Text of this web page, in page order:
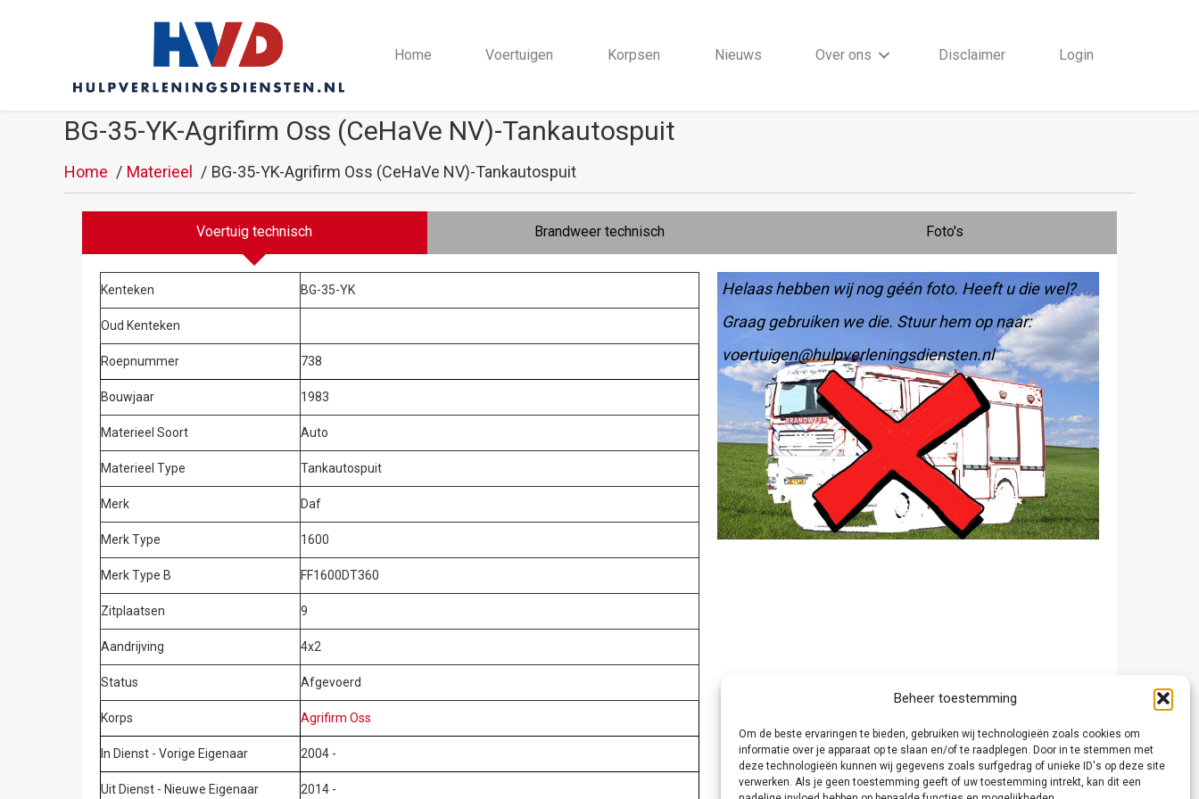
Beheer toestemming
Om de beste ervaringen te bieden, gebruiken wij technologieën zoals cookies om
informatie over je apparaat op te slaan en/of te raadplegen. Door in te stemmen met
deze technologieën kunnen wij gegevens zoals surfgedrag of unieke ID's op deze site
verwerken. Als je geen toestemming geeft of uw toestemming intrekt, kan dit een
Home Voertuigen Korpsen Nieuws Over ons Disclaimer Login
BG-35-YK-Agrifirm Oss (CeHaVe NV)-Tankautospuit
Home Materieel BG-35-YK-Agrifirm Oss (CeHaVe NV)-Tankautospuit
Voertuig technisch Brandweer technisch Foto's
Kenteken BG-35-YK
Oud Kenteken
Roepnummer 738
Bouwjaar 1983
Materieel Soort Auto
Materieel Type Tankautospuit
Merk Daf
Merk Type 1600
Merk Type B FF1600DT360
Zitplaatsen 9
Aandrijving 4x2
Status Afgevoerd
Korps Agrifirm Oss
In Dienst - Vorige Eigenaar 2004 -
Uit Dienst - Nieuwe Eigenaar 2014 -
Helaas hebben wij nog géén foto. Heeft u die wel?
Graag gebruiken we die. Stuur hem op naar:
voertuigen@hulpverleningsdiensten.nl